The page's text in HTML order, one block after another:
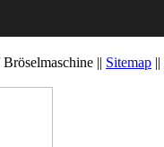
|| Sitemap ||